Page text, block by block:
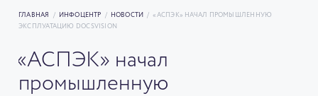
ГЛАВНАЯ / ИНФОЦЕНТР / НОВОСТИ /
«АСПЭК» НАЧАЛ ПРОМЫШЛЕННУЮ
ЭКСПЛУАТАЦИЮ DOCSVISION
«АСПЭК» начал
промышленную